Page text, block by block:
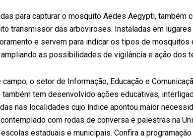
para capturar o mosquito Aedes Aegypti, também
transmissor das arboviroses. Instaladas em
e servem para indicar os tipos de mosquitos
as possibilidades de vigilância e ação dos
o setor de Informação, Educação e
também tem desenvolvido ações educativas,
nas localidades cujo índice apontou maior
com rodas de conversa e palestras na
estaduais e municipais. Confira a